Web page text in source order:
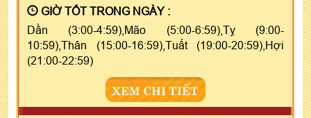
GIỜ TỐT TRONG NGÀY :
Dần (3:00-4:59),Mão (5:00-6:59),Tỵ (9:00-
10:59),Thân (15:00-16:59),Tuất (19:00-20:59),Hợi
(21:00-22:59)
XEM CHI TIẾT